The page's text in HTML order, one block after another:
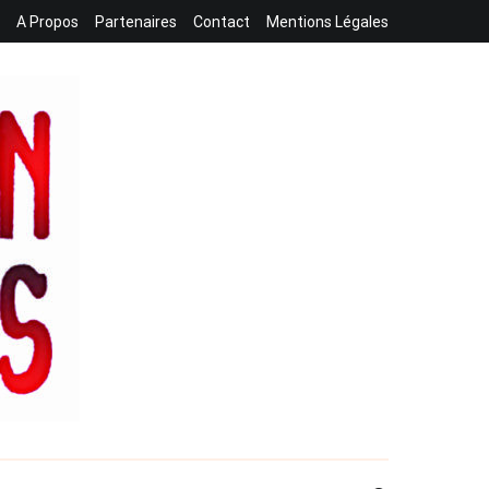
A Propos Partenaires Contact Mentions Légales